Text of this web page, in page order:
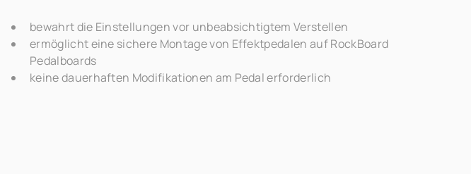
bewahrt die Einstellungen vor unbeabsichtigtem Verstellen
ermöglicht eine sichere Montage von Effektpedalen auf RockBoard
Pedalboards
keine dauerhaften Modifikationen am Pedal erforderlich